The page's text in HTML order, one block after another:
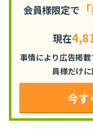
会員様限定で
現在
事情により広告掲
員様だけに
今す